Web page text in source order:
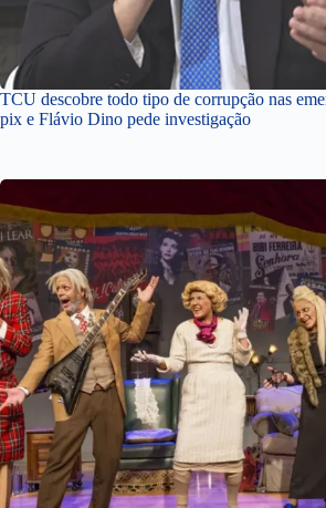
TCU descobre todo tipo de corrupção nas
pix e Flávio Dino pede investigação